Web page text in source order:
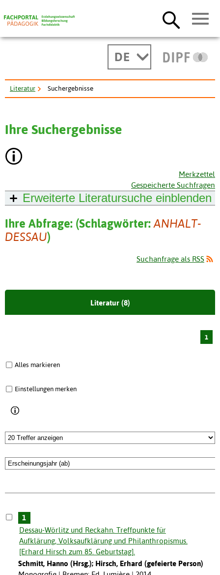
DE
Literatur Suchergebnisse
Ihre Suchergebnisse
Merkzettel
Gespeicherte Suchfragen
Erweiterte Literatursuche einblenden
Ihre Abfrage: (Schlagwörter: ANHALT-
DESSAU)
Suchanfrage als RSS
Literatur (8)
1
Alles markieren
Einstellungen merken
1
Dessau-Wörlitz und Reckahn. Treffpunkte für
Aufklärung, Volksaufklärung und Philanthropismus.
[Erhard Hirsch zum 85. Geburtstag].
Schmitt, Hanno (Hrsg.); Hirsch, Erhard (gefeierte Person)